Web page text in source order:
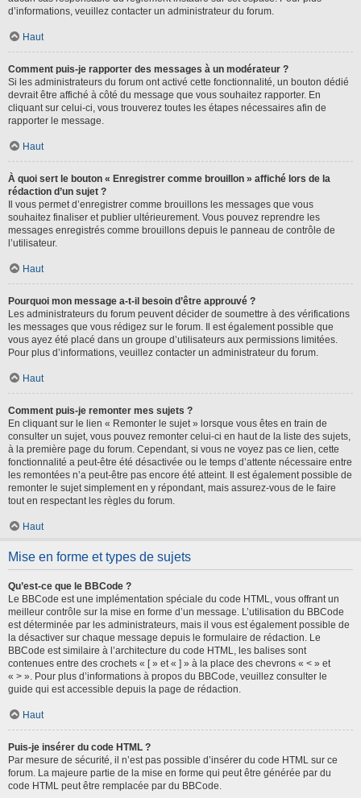
d’informations, veuillez contacter un administrateur du forum.
Haut
Comment puis-je rapporter des messages à un modérateur ?
Si les administrateurs du forum ont activé cette fonctionnalité, un bouton dédié
devrait être affiché à côté du message que vous souhaitez rapporter. En
cliquant sur celui-ci, vous trouverez toutes les étapes nécessaires afin de
rapporter le message.
Haut
À quoi sert le bouton « Enregistrer comme brouillon » affiché lors de la
rédaction d’un sujet ?
Il vous permet d’enregistrer comme brouillons les messages que vous
souhaitez finaliser et publier ultérieurement. Vous pouvez reprendre les
messages enregistrés comme brouillons depuis le panneau de contrôle de
l’utilisateur.
Haut
Pourquoi mon message a-t-il besoin d’être approuvé ?
Les administrateurs du forum peuvent décider de soumettre à des vérifications
les messages que vous rédigez sur le forum. Il est également possible que
vous ayez été placé dans un groupe d’utilisateurs aux permissions limitées.
Pour plus d’informations, veuillez contacter un administrateur du forum.
Haut
Comment puis-je remonter mes sujets ?
En cliquant sur le lien « Remonter le sujet » lorsque vous êtes en train de
consulter un sujet, vous pouvez remonter celui-ci en haut de la liste des sujets,
à la première page du forum. Cependant, si vous ne voyez pas ce lien, cette
fonctionnalité a peut-être été désactivée ou le temps d’attente nécessaire entre
les remontées n’a peut-être pas encore été atteint. Il est également possible de
remonter le sujet simplement en y répondant, mais assurez-vous de le faire
tout en respectant les règles du forum.
Haut
Mise en forme et types de sujets
Qu’est-ce que le BBCode ?
Le BBCode est une implémentation spéciale du code HTML, vous offrant un
meilleur contrôle sur la mise en forme d’un message. L’utilisation du BBCode
est déterminée par les administrateurs, mais il vous est également possible de
la désactiver sur chaque message depuis le formulaire de rédaction. Le
BBCode est similaire à l’architecture du code HTML, les balises sont
contenues entre des crochets « [ » et « ] » à la place des chevrons « < » et
« > ». Pour plus d’informations à propos du BBCode, veuillez consulter le
guide qui est accessible depuis la page de rédaction.
Haut
Puis-je insérer du code HTML ?
Par mesure de sécurité, il n’est pas possible d’insérer du code HTML sur ce
forum. La majeure partie de la mise en forme qui peut être générée par du
code HTML peut être remplacée par du BBCode.